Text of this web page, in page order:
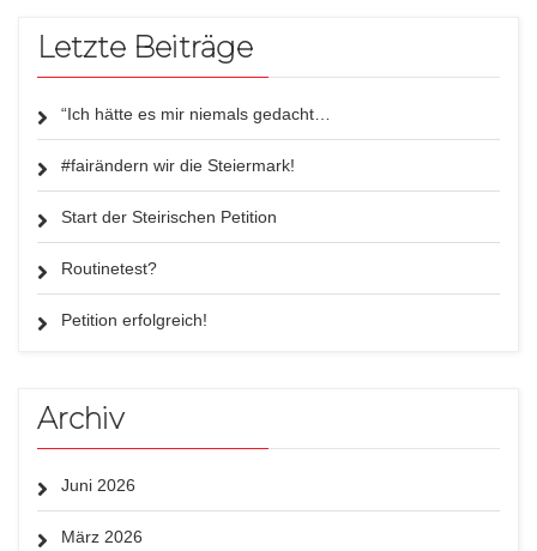
Letzte Beiträge
“Ich hätte es mir niemals gedacht…
#fairändern wir die Steiermark!
Start der Steirischen Petition
Routinetest?
Petition erfolgreich!
Archiv
Juni 2026
März 2026